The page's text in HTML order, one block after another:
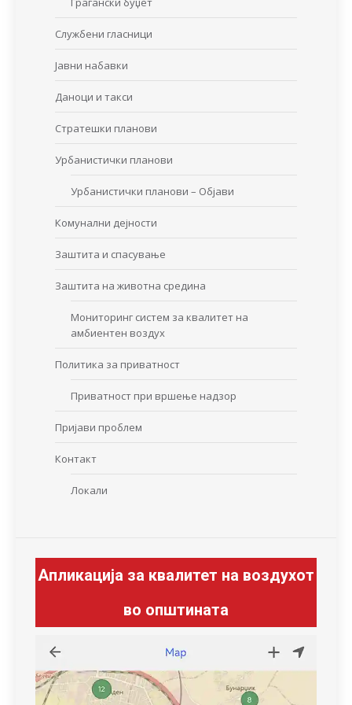
Службени гласници
Јавни набавки
Даноци и такси
Стратешки планови
Урбанистички планови
Урбанистички планови – Објави
Комунални дејности
Заштита и спасување
Заштита на животна средина
Мониторинг систем за квалитет на
амбиентен воздух
Политика за приватност
Приватност при вршење надзор
Пријави проблем
Контакт
Локали
Апликација за квалитет на воздухот
во општината